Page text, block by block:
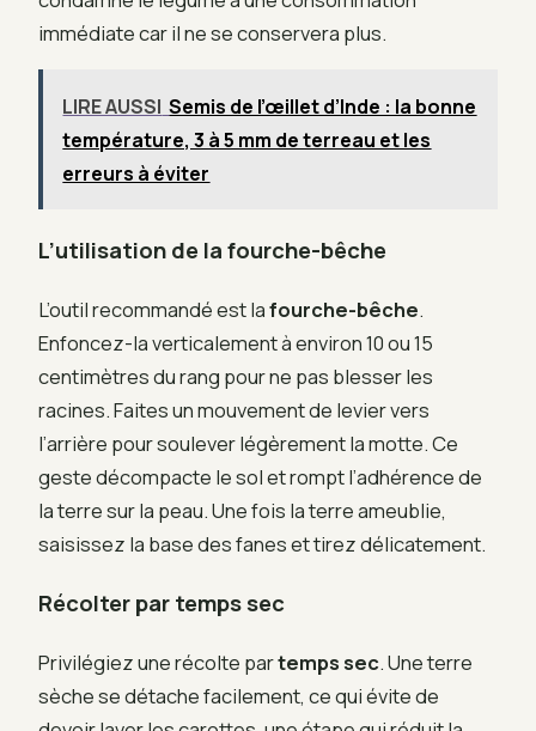
immédiate car il ne se conservera plus.
LIRE AUSSI Semis de l’œillet d’Inde : la bonne
température, 3 à 5 mm de terreau et les
erreurs à éviter
L’utilisation de la fourche-bêche
L’outil recommandé est lafourche-bêche.
Enfoncez-la verticalement à environ 10 ou 15
centimètres du rang pour ne pas blesser les
racines. Faites un mouvement de levier vers
l’arrière pour soulever légèrement la motte. Ce
geste décompacte le sol et rompt l’adhérence de
la terre sur la peau. Une fois la terre ameublie,
saisissez la base des fanes et tirez délicatement.
Récolter par temps sec
Privilégiez une récolte partemps sec. Une terre
sèche se détache facilement, ce qui évite de